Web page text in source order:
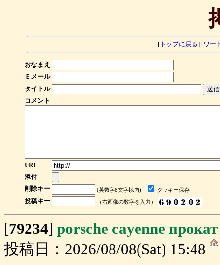
[ トップに戻る] [ワー
おなまえ
Ｅメール
タイトル
コメント
URL
添付
削除キー
(英数字8文字以内) クッキー保存
投稿キー （右画像の数字を入力）
[79234] porsche cayenne
投稿日：2026/08/08(Sat) 15:48